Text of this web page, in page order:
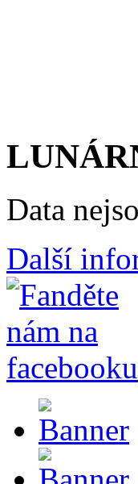
Data
Další